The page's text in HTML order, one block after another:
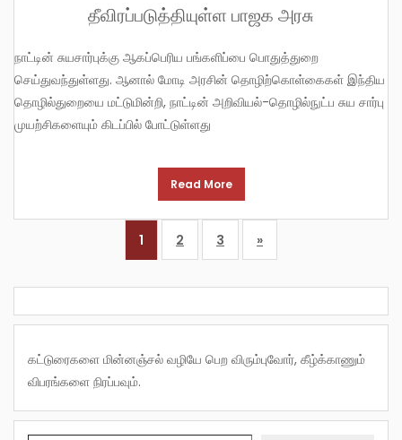
தீவிரப்படுத்தியுள்ள பாஜக அரசு
நாட்டின் சுயசார்புக்கு ஆகப்பெரிய பங்களிப்பை பொதுத்துறை
செய்துவந்துள்ளது. ஆனால் மோடி அரசின் தொழிற்கொள்கைகள் இந்திய
தொழில்துறையை மட்டுமின்றி, நாட்டின் அறிவியல்-தொழில்நுட்ப சுய சார்பு
முயற்சிகளையும் கிடப்பில் போட்டுள்ளது
Read More
1 2 3 »
கட்டுரைகளை மின்னஞ்சல் வழியே பெற விரும்புவோர், கீழ்க்காணும்
விபரங்களை நிரப்பவும்.
Type your email…